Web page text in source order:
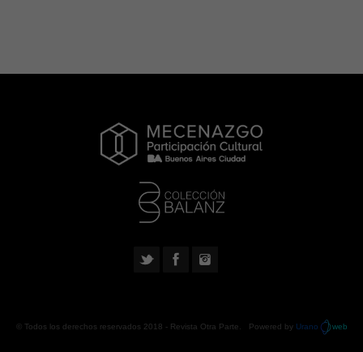
© Todos los derechos reservados 2018 - Revista Otra Parte . Powered by Urano web